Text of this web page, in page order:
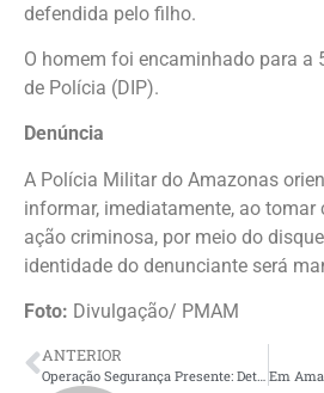
defendida pelo filho.
O homem foi encaminhado para a
de Polícia (DIP).
Denúncia
A Polícia Militar do Amazonas
informar, imediatamente, ao tomar
ação criminosa, por meio do
identidade do denunciante será
Foto: Divulgação/ PMAM
ANTERIOR